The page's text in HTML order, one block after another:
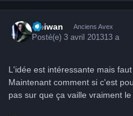
Obiwan Anciens Avex
Posté(e)3 avril 201313 a
L'idée est intéressante mais
Maintenant comment si c'est
pas sur que ça vaille vraiment le